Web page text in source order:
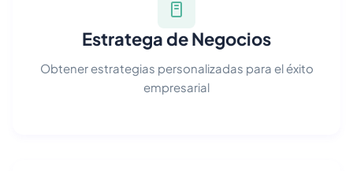
Estratega de Negocios
Obtener estrategias personalizadas para el éxito
empresarial